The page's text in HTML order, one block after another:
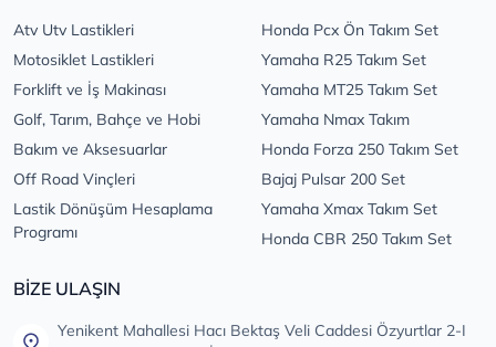
Atv Utv Lastikleri
Motosiklet Lastikleri
Forklift ve İş Makinası
Golf, Tarım, Bahçe ve Hobi
Bakım ve Aksesuarlar
Off Road Vinçleri
Lastik Dönüşüm Hesaplama
Programı
Honda Pcx Ön Takım Set
Yamaha R25 Takım Set
Yamaha MT25 Takım Set
Yamaha Nmax Takım
Honda Forza 250 Takım Set
Bajaj Pulsar 200 Set
Yamaha Xmax Takım Set
Honda CBR 250 Takım Set
BİZE ULAŞIN
Yenikent Mahallesi Hacı Bektaş Veli Caddesi Özyurtlar 2-I